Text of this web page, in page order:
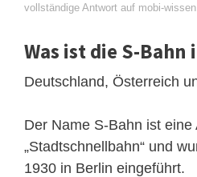
vollständige Antwort auf mobi-
Was ist die S-
Deutschland, Österreich
Der Name S-Bahn ist eine
„Stadtschnellbahn“ und
1930 in Berlin eingeführt.